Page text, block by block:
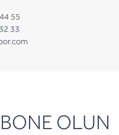
55
33
OLUN